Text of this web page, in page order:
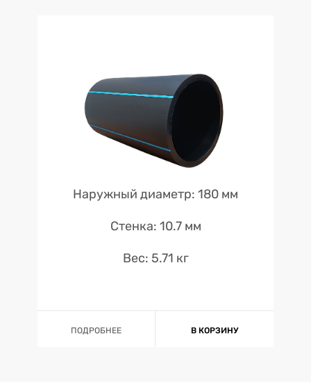
Наружный диаметр: 180 мм
Стенка: 10.7 мм
Вес: 5.71 кг
ПОДРОБНЕЕ В КОРЗИНУ